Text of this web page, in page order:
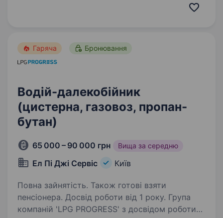
року допомагає киянам та жителям області
ми шукаємо…
Гаряча Бронювання
Водій-далекобійник
(цистерна, газовоз, пропан-
бутан)
65 000 – 90 000 грн Вища за середню
Ел Пі Джі Сервіс Київ
Повна зайнятість. Також готові взяти
пенсіонера. Досвід роботи від 1 року. Група
компаній 'LPG PROGRESS' з досвідом роботи